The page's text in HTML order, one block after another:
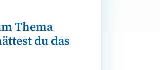
Thema
du das